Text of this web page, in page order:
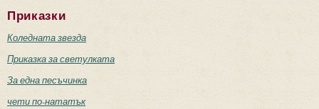
Приказки
Коледната звезда
Приказка за светулката
За една песъчинка
чети по-нататък